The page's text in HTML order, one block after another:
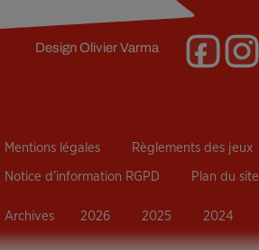
DesignOlivier Varma
Mentions légales Règlements des jeux
Notice d’information RGPD Plan du site
Archives 2026 2025 2024